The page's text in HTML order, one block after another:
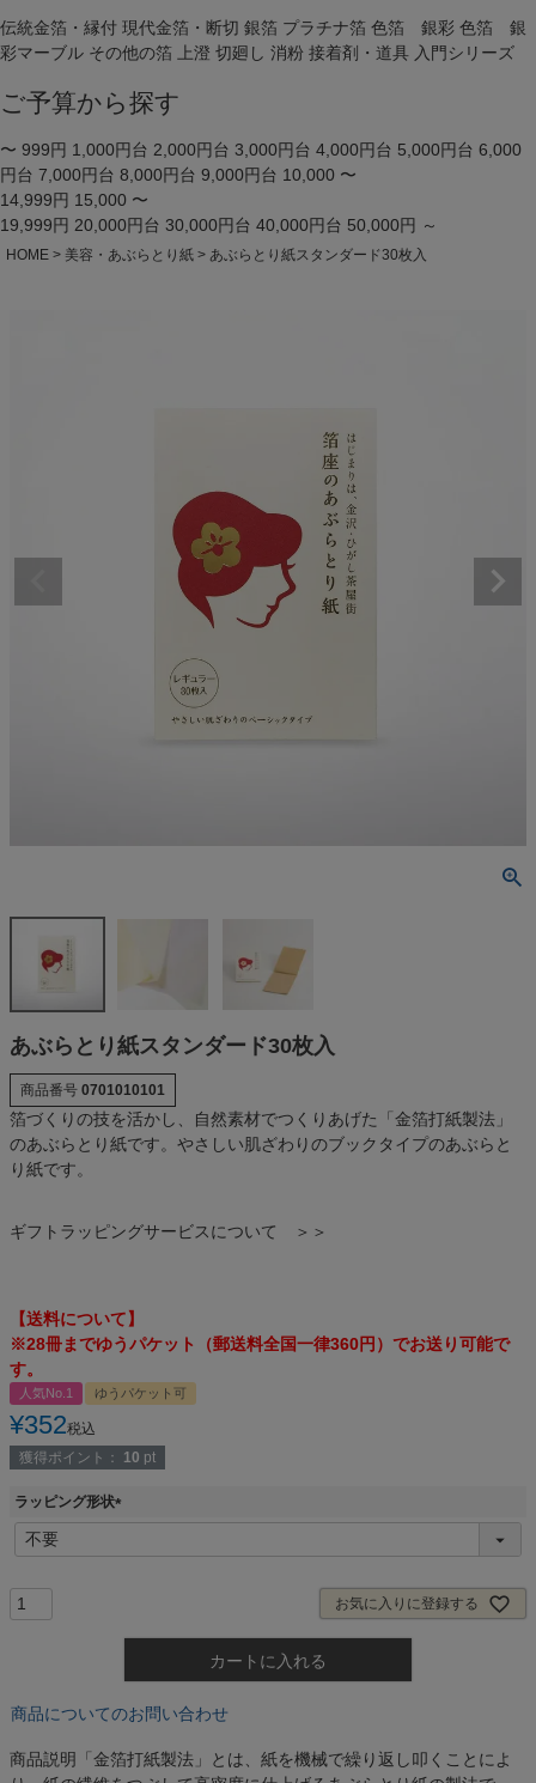
伝統金箔・縁付 現代金箔・断切 銀箔 プラチナ箔 色箔 銀彩 色箔 銀
彩マーブル その他の箔 上澄 切廻し 消粉 接着剤・道具 入門シリーズ
ご予算から探す
〜 999円 1,000円台 2,000円台 3,000円台 4,000円台 5,000円台 6,000
円台 7,000円台 8,000円台 9,000円台 10,000 〜
14,999円 15,000 〜
19,999円 20,000円台 30,000円台 40,000円台 50,000円 ～
HOME 美容・あぶらとり紙 あぶらとり紙スタンダード30枚入
あぶらとり紙スタンダード30枚入
商品番号 0701010101
箔づくりの技を活かし、自然素材でつくりあげた「金箔打紙製法」
のあぶらとり紙です。やさしい肌ざわりのブックタイプのあぶらと
り紙です。
ギフトラッピングサービスについて ＞＞
【送料について】
※28冊までゆうパケット（郵送料全国一律360円）でお送り可能で
す。
人気No.1 ゆうパケット可
¥352税込
獲得ポイント：
10 pt
ラッピング形状
(
お気に入りに登録する
カートに入れる
商品についてのお問い合わせ
商品説明 「金箔打紙製法」とは、紙を機械で繰り返し叩くことによ